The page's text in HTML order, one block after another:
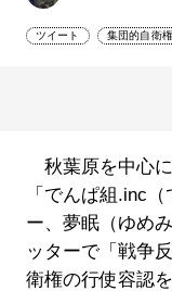
ツイート 集団的自衛権
秋葉原を中心
「でんぱ組.inc
ー、夢眠（ゆめ
ッターで「戦争
衛権の行使容認